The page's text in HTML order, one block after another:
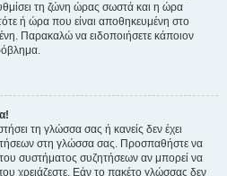
τη ζώνη ώρας σωστά και η ώρα
ή ώρα που είναι αποθηκευμένη στο
Παρακαλώ να ειδοποιήσετε κάποιον
τη γλώσσα σας ή κανείς δεν έχει
στη γλώσσα σας. Προσπαθήστε να
του συστήματος συζητήσεων αν μπορεί να
χρειάζεστε. Εάν το πακέτο γλώσσας δεν